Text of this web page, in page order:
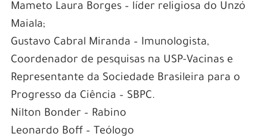
Mameto Laura Borges – líder religiosa do Unzó
Maiala;
Gustavo Cabral Miranda – Imunologista,
Coordenador de pesquisas na USP-Vacinas e
Representante da Sociedade Brasileira para o
Progresso da Ciência – SBPC.
Nilton Bonder – Rabino
Leonardo Boff – Teólogo